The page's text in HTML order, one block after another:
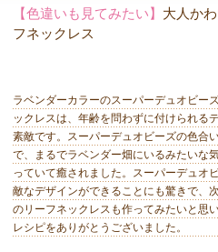
【色違いも見てみたい】 大人か
フネックレス
ラベンダーカラーのスーパーデュオビー
ックレスは、年齢を問わずに付けられる
素敵です。スーパーデュオビーズの色合
で、まるでラベンダー畑にいるみたいな
っていて癒されました。スーパーデュオ
敵なデザインができることにも驚きで、
のリーフネックレスも作ってみたいと思
レシピをありがとうございました。